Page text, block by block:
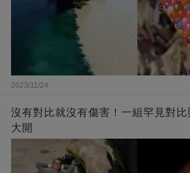
2023/11/24
沒有對比就沒有傷害！一組罕見對
大開